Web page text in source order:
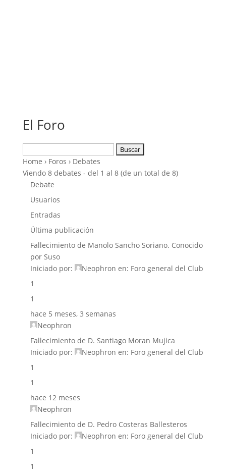
El Foro
Home › Foros › Debates
Viendo 8 debates - del 1 al 8 (de un total de 8)
Debate
Usuarios
Entradas
Última publicación
Fallecimiento de Manolo Sancho Soriano. Conocido
por Suso
Iniciado por:
Neophron en: Foro general del Club
1
1
hace 5 meses, 3 semanas
Neophron
Fallecimiento de D. Santiago Moran Mujica
Iniciado por:
Neophron en: Foro general del Club
1
1
hace 12 meses
Neophron
Fallecimiento de D. Pedro Costeras Ballesteros
Iniciado por:
Neophron en: Foro general del Club
1
1